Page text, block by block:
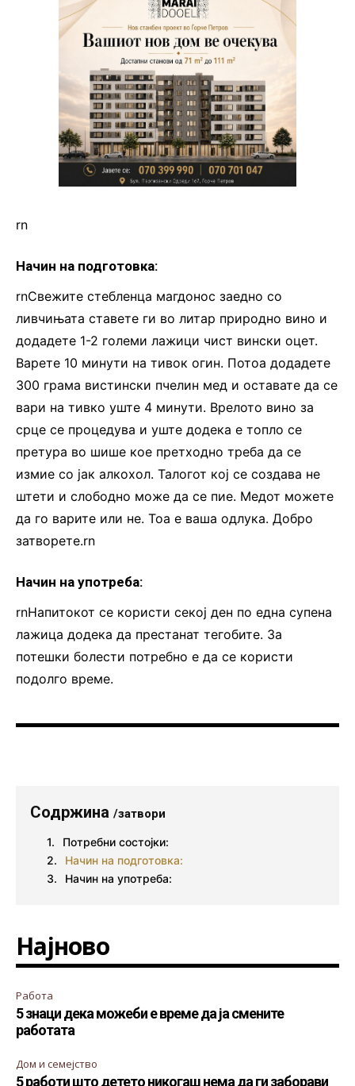
rn
Начин на подготовка:
rnСвежите стебленца магдонос заедно со
ливчињата ставете ги во литар природно вино и
додадете 1-2 големи лажици чист вински оцет.
Варете 10 минути на тивок огин. Потоа додадете
300 грама вистински пчелин мед и оставате да се
вари на тивко уште 4 минути. Врелото вино за
срце се процедува и уште додека е топло се
претура во шише кое претходно треба да се
измие со јак алкохол. Талогот кој се создава не
штети и слободно може да се пие. Медот можете
да го варите или не. Тоа е ваша одлука. Добро
затворете.rn
Начин на употреба:
rnНапитокот се користи секој ден по една супена
лажица додека да престанат тегобите. За
потешки болести потребно е да се користи
подолго време.
Содржина /затвори
Потребни состојки:
Начин на подготовка:
Начин на употреба:
Најново
Работа
5 знаци дека можеби е време да ја смените
работата
Дом и семејство
5 работи што детето никогаш нема да ги заборави